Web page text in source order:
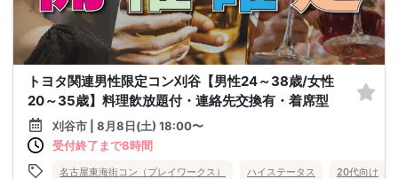
トヨタ関連男性限定コン刈谷【男性24～38歳/女性
20～35歳】料理飲放題付・連絡先交換有・着席型
刈谷市 | 8月8日(土) 18:00〜
受付終了まで8時間
名古屋東海街コン（プレイワークス） ハイステータス 20代向け